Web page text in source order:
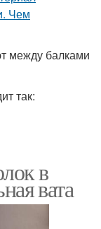
между балками
так:
в
вата